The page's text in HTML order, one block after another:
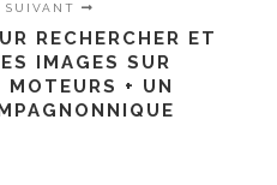
SUIVANT
RECHERCHER ET
IMAGES SUR
+ UN